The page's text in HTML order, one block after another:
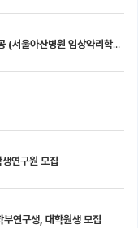
2027학년도 전기 울산대학교 일반대학원 의과학전공 (서울아산병원 임상약리학과 약동약력학 연구실) 대학원생 모집공고
연구원 모집
구생, 대학원생 모집